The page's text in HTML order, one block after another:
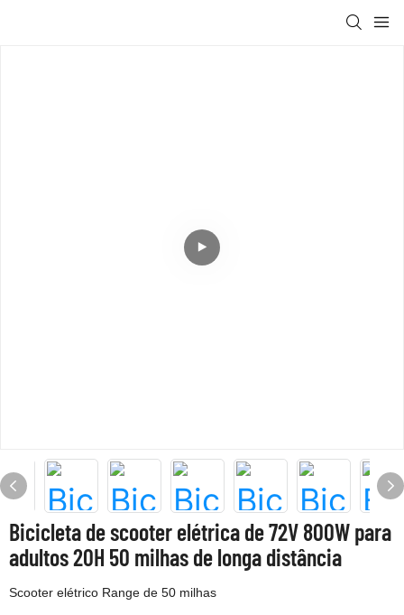
Bicicleta de scooter elétrica de 72V 800W para
adultos 20H 50 milhas de longa distância
Scooter elétrico Range de 50 milhas